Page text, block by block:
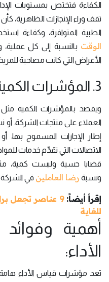
الكفاءة فتختص بمستويات
تقف وراء الإنجازات الظاهرية،
الطبية المتوافرة، وكفاءة
الوقت بالنسبة إلى كل عملية،
الأعراض التي كانت مصاحبة
3. المؤشرات الكمية والنوعية:
ويقصد بالمؤشرات الكمية
العملاء على منتجات الشركة،
إطار الإجازات المسموح
الاتصالات التي تقدِّم خدمات
قضايا حسية وليست كمية،
ونسبة رضا العاملين في الشركة.
إقرأ أيضاً:
9 عناصر تجعل
للغاية
أهمية
الأداء:
تعد مؤشرات قياس الأداء